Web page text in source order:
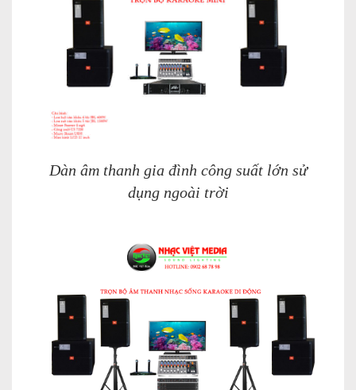
Dàn âm thanh gia đình công suất lớn sử
dụng ngoài trời